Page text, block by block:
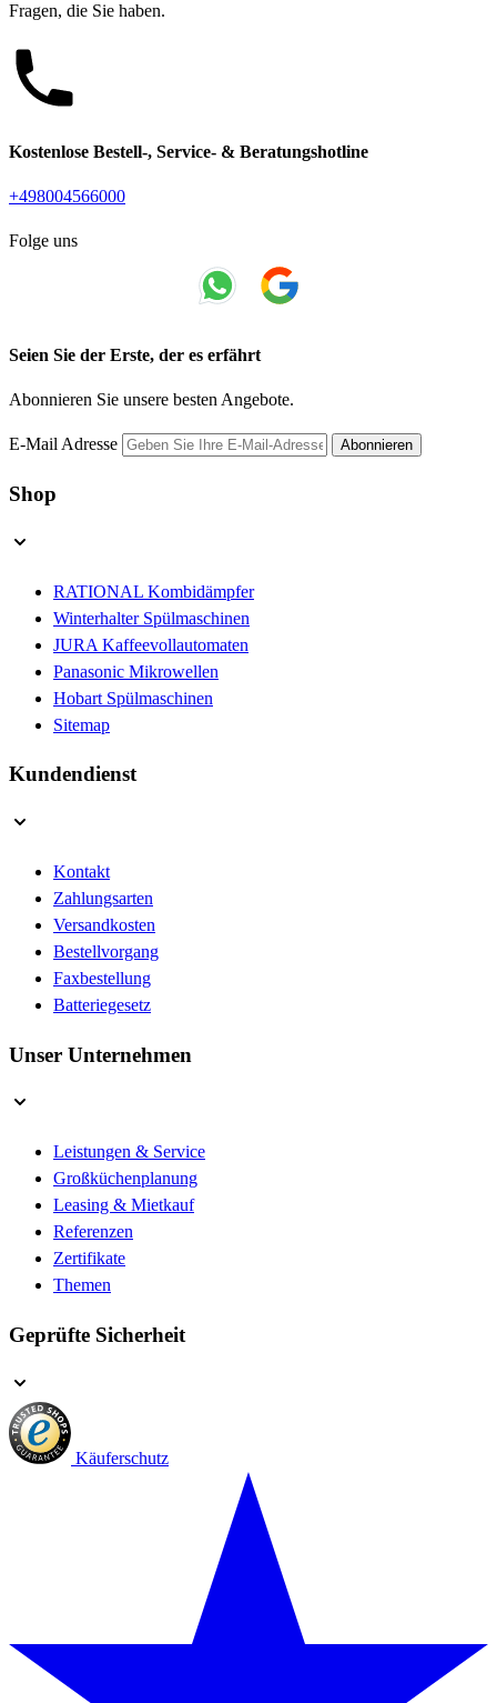
Fragen, die Sie haben.
Kostenlose Bestell-, Service- & Beratungshotline
+498004566000
Folge uns
Seien Sie der Erste, der es erfährt
Abonnieren Sie unsere besten Angebote.
E-Mail Adresse Abonnieren
Shop
RATIONAL Kombidämpfer
Winterhalter Spülmaschinen
JURA Kaffeevollautomaten
Panasonic Mikrowellen
Hobart Spülmaschinen
Sitemap
Kundendienst
Kontakt
Zahlungsarten
Versandkosten
Bestellvorgang
Faxbestellung
Batteriegesetz
Unser Unternehmen
Leistungen & Service
Großküchenplanung
Leasing & Mietkauf
Referenzen
Zertifikate
Themen
Geprüfte Sicherheit
Käuferschutz